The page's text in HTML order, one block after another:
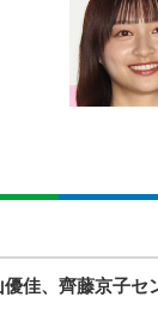
ア デスクチェア
気性メッシュ ゲー
ミングモニター
ネオ・オムツ L 中型
優佳、齊藤京子